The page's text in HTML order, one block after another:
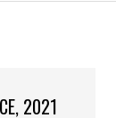
2021